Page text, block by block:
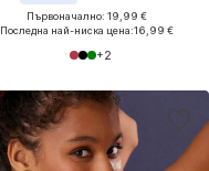
Първоначално: 19,99 €
Последна най-ниска цена:16,99 €
+2